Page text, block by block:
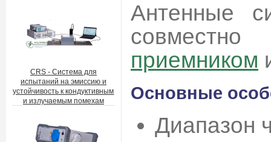
CRS - Система для
испытаний на эмиссию и
устойчивость к кондуктивным
и излучаемым помехам
Антенные
приемником
Основные
Диапазон